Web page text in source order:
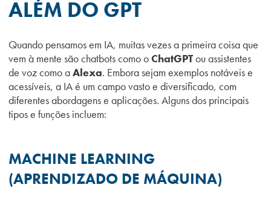
ALÉM DO GPT
Quando pensamos em IA, muitas vezes a primeira coisa que
vem à mente são chatbots como oChatGPTou assistentes
de voz como aAlexa. Embora sejam exemplos notáveis e
acessíveis, a IA é um campo vasto e diversificado, com
diferentes abordagens e aplicações. Alguns dos principais
tipos e funções incluem:
MACHINE LEARNING
(APRENDIZADO DE MÁQUINA)